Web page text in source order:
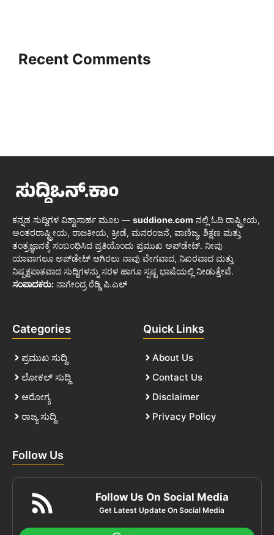
Recent Comments
ಕನ್ನಡ ಸುದ್ದಿಗಳ ವಿಶ್ವಾಸಾರ್ಹ ಮೂಲ — suddione.com ನಲ್ಲಿ ಓದಿ ರಾಷ್ಟ್ರೀಯ,
ಅಂತರರಾಷ್ಟ್ರೀಯ, ರಾಜಕೀಯ, ಕ್ರೀಡೆ, ಮನರಂಜನೆ, ವಾಣಿಜ್ಯ, ಶಿಕ್ಷಣ ಮತ್ತು
ತಂತ್ರಜ್ಞಾನಕ್ಕೆ ಸಂಬಂಧಿಸಿದ ಪ್ರತಿಯೊಂದು ಪ್ರಮುಖ ಅಪ್‌ಡೇಟ್. ನೀವು
ಯಾವಾಗಲೂ ಅಪ್‌ಡೇಟ್ ಆಗಿರಲು ನಾವು ವೇಗವಾದ, ನಿಖರವಾದ ಮತ್ತು
ನಿಷ್ಪಕ್ಷಪಾತವಾದ ಸುದ್ದಿಗಳನ್ನು ಸರಳ ಹಾಗೂ ಸ್ಪಷ್ಟ ಭಾಷೆಯಲ್ಲಿ ನೀಡುತ್ತೇವೆ.
ಸಂಪಾದಕರು: ನಾಗೇಂದ್ರ ರೆಡ್ಡಿ ಪಿ.ಎಲ್
Categories
ಪ್ರಮುಖ ಸುದ್ದಿ
ಲೋಕಲ್ ಸುದ್ದಿ
ಆರೋಗ್ಯ
ರಾಜ್ಯ ಸುದ್ದಿ
Quick Links
About Us
Contact Us
Disclaimer
Privacy Policy
Follow Us
Follow Us On Social Media
Get Latest Update On Social Media